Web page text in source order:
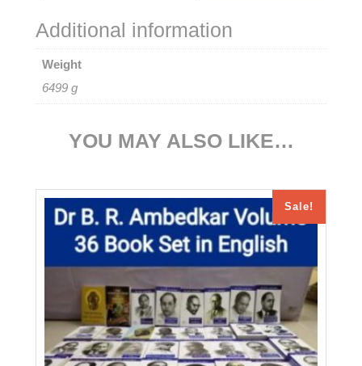
Additional information
Weight
6499 g
YOU MAY ALSO LIKE…
Sale!